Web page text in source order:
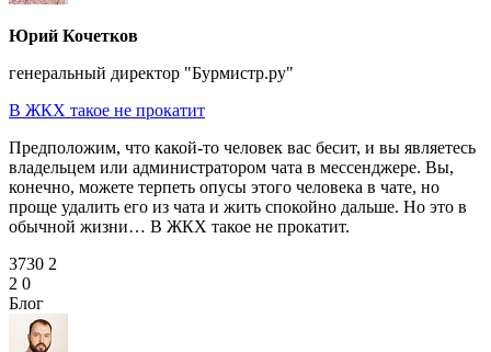
Юрий Кочетков
генеральный директор "Бурмистр.ру"
В ЖКХ такое не прокатит
Предположим, что какой‑то человек вас бесит, и вы являетесь
владельцем или администратором чата в мессенджере. Вы,
конечно, можете терпеть опусы этого человека в чате, но
проще удалить его из чата и жить спокойно дальше. Но это в
обычной жизни… В ЖКХ такое не прокатит.
3730 2
2 0
Блог